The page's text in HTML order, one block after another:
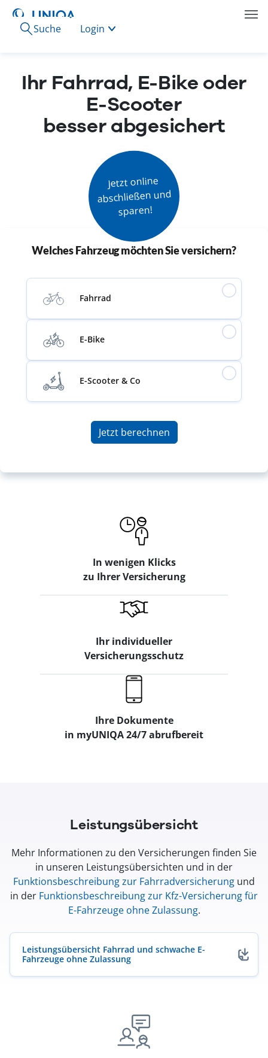
Suche Login
Ihr Fahrrad, E-Bike oder
E-Scooter
besser abgesichert
Jetzt online
abschließen und
sparen!
Welches Fahrzeug möchten Sie versichern?
Fahrrad
E-Bike
E-Scooter & Co
Jetzt berechnen
In wenigen Klicks
zu Ihrer Versicherung
Ihr individueller
Versicherungsschutz
Ihre Dokumente
in myUNIQA 24/7 abrufbereit
Leistungsübersicht
Mehr Informationen zu den Versicherungen finden Sie
in unseren Leistungsübersichten und in der
Funktionsbeschreibung zur Fahrradversicherung und
in der Funktionsbeschreibung zur Kfz-Versicherung für
E-Fahrzeuge ohne Zulassung.
Leistungsübersicht Fahrrad und schwache E-
Fahrzeuge ohne Zulassung
(öffnet in neuem Fenster)